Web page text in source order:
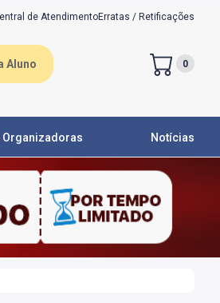
de AtendimentoErratas / Retificações
Aluno 0
Organizadoras Notícias